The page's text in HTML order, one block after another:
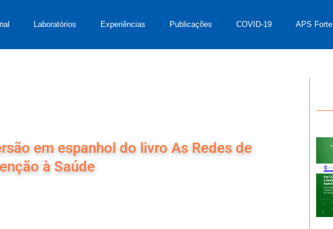
Laboratórios Experiências Publicações COVID-19 APS Forte
em espanhol do livro As Redes de
à Saúde